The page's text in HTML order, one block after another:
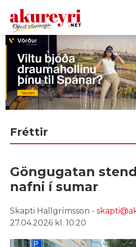
Leita
Fréttir
Göngugatan
nafni í sumar
Skapti Hallgrímsson -
27.04.2026 kl. 10:20